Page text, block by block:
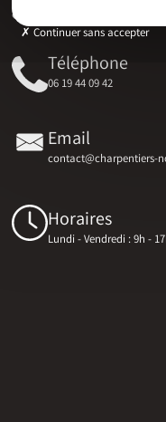
Téléphone
06 19 44 09 42
Email
contact@charpentiers-
Horaires
Lundi - Vendredi : 9h -
Continuer sans accepter